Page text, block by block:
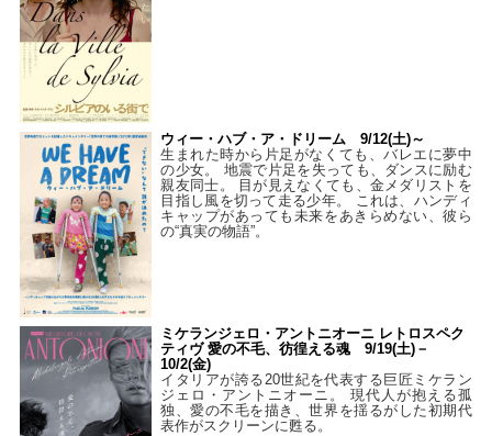
ウィー・ハブ・ア・ドリーム 9/12(土)～
生まれた時から片足がなくても、バレエに夢中
の少女。 地震で片足を失っても、ダンスに励む
親友同士。 目が見えなくても、金メダリストを
目指し風を切って走る少年。 これは、ハンディ
キャップがあっても未来をあきらめない、彼ら
の“真実の物語”。
ミケランジェロ・アントニオーニ レトロスペク
ティヴ 愛の不毛、彷徨える魂 9/19(土)－
10/2(金)
イタリアが誇る20世紀を代表する巨匠ミケラン
ジェロ・アントニオーニ。 現代人が抱える孤
独、愛の不毛を描き、世界を揺るがした初期代
表作がスクリーンに甦る。